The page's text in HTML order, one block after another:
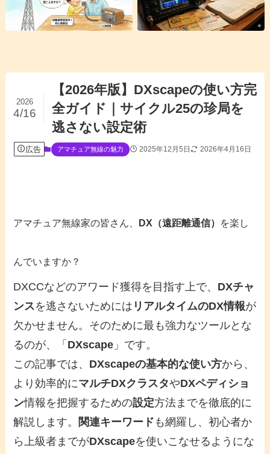
【2026年版】DXscapeの使い方完
全ガイド｜サイクル25の珍局を
逃さない設定術
2026
4/16
広告 アマチュア無線の魅力 2025年12月5日 2026年4月16日
アマチュア無線家の皆さん、 DX（遠距離通信） を楽し
んでいますか？
DXCCなどのアワード獲得を目指す上で、 DXチャ
ンスを逃さないためには リアルタイムのDX情報が
欠かせません。そのために最も強力なツールとな
るのが、「 DXscape 」です。
この記事では、 DXscapeの基本的な使い方から、
より効率的にマルチDXクラスタやDXペディショ
ン情報を把握するための設定方法までを徹底的に
解説します。 関連キーワード も網羅し、初心者か
ら上級者までがDXscapeを使いこなせるようにな